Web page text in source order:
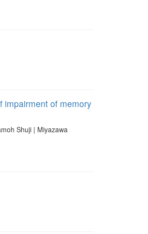
impairment of memory
Shuji | Miyazawa